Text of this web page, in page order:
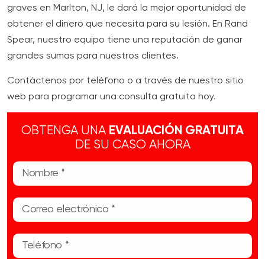
graves en Marlton, NJ, le dará la mejor oportunidad de
obtener el dinero que necesita para su lesión. En Rand
Spear, nuestro equipo tiene una reputación de ganar
grandes sumas para nuestros clientes.
Contáctenos por teléfono o a través de nuestro sitio
web para programar una consulta gratuita hoy.
OBTENGA UNA EVALUACIÓN GRATUITA
DE SU CASO AHORA